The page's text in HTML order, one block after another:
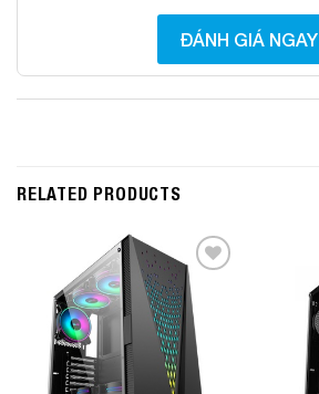
ĐÁNH GIÁ NGAY
RELATED PRODUCTS
Add to
Wishlist